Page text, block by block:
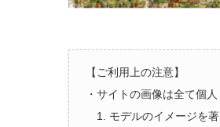
【ご利用上の注意】
・サイトの画像は全て個
1. モデルのイメージを